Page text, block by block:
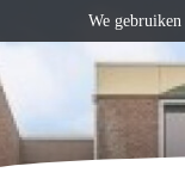
We gebruiken